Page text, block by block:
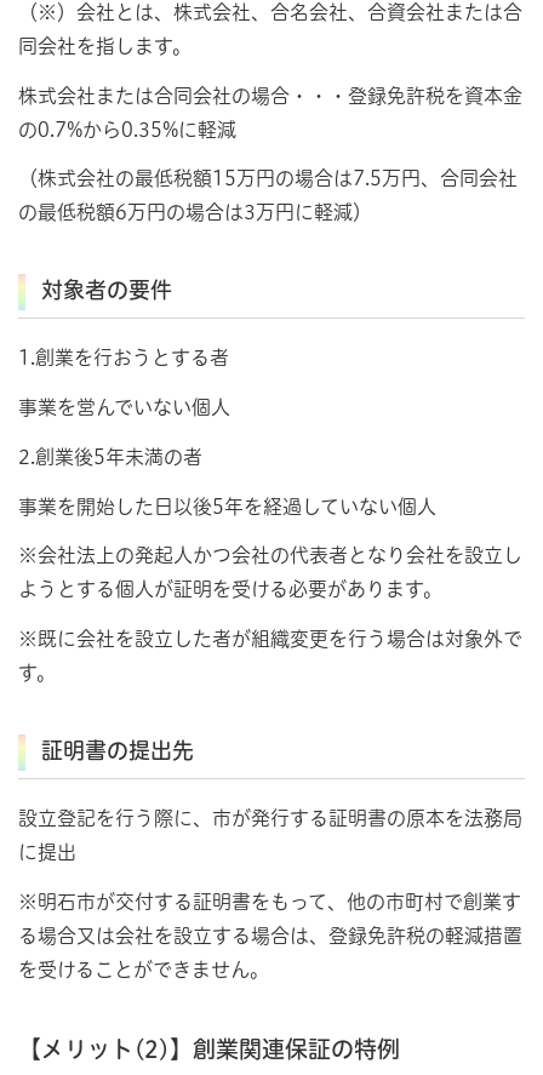
（※）会社とは、株式会社、合名会社、合資会社または合
同会社を指します。
株式会社または合同会社の場合・・・登録免許税を資本金
の0.7%から0.35%に軽減
（株式会社の最低税額15万円の場合は7.5万円、合同会社
の最低税額6万円の場合は3万円に軽減）
対象者の要件
1.創業を行おうとする者
事業を営んでいない個人
2.創業後5年未満の者
事業を開始した日以後5年を経過していない個人
※会社法上の発起人かつ会社の代表者となり会社を設立し
ようとする個人が証明を受ける必要があります。
※既に会社を設立した者が組織変更を行う場合は対象外で
す。
証明書の提出先
設立登記を行う際に、市が発行する証明書の原本を法務局
に提出
※明石市が交付する証明書をもって、他の市町村で創業す
る場合又は会社を設立する場合は、登録免許税の軽減措置
を受けることができません。
【メリット(2)】創業関連保証の特例